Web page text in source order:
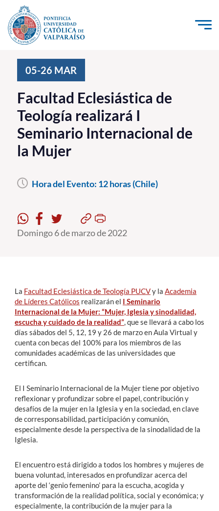
Click acá para ir directamente al contenido
Investigación, Creación e Innovación
PUCV Internacional
Vinculación con el Medio
Admisión
Pregrado
Formación Continua
Alumni
English
05-26 MAR
Facultad Eclesiástica de
Teología realizará I
Seminario Internacional de
la Mujer
Hora del Evento: 12 horas (Chile)
Domingo 6 de marzo de 2022
La Facultad Eclesiástica de Teología PUCVy la Academia
de Líderes Católicos realizarán el I Seminario
Internacional de la Mujer: “Mujer, Iglesia y sinodalidad,
escucha y cuidado de la realidad”, que se llevará a cabo los
días sábados del 5, 12, 19 y 26 de marzo en Aula Virtual y
cuenta con becas del 100% para los miembros de las
comunidades académicas de las universidades que
certifican.
El I Seminario Internacional de la Mujer tiene por objetivo
reflexionar y profundizar sobre el papel, contribución y
desafíos de la mujer en la Iglesia y en la sociedad, en clave
de corresponsabilidad, participación y comunión,
especialmente desde la perspectiva de la sinodalidad de la
Iglesia.
El encuentro está dirigido a todos los hombres y mujeres de
buena voluntad, interesados en profundizar acerca del
aporte del ‘genio femenino’ para la escucha, acogida y
transformación de la realidad política, social y económica; y
especialmente, la contribución de la mujer para la